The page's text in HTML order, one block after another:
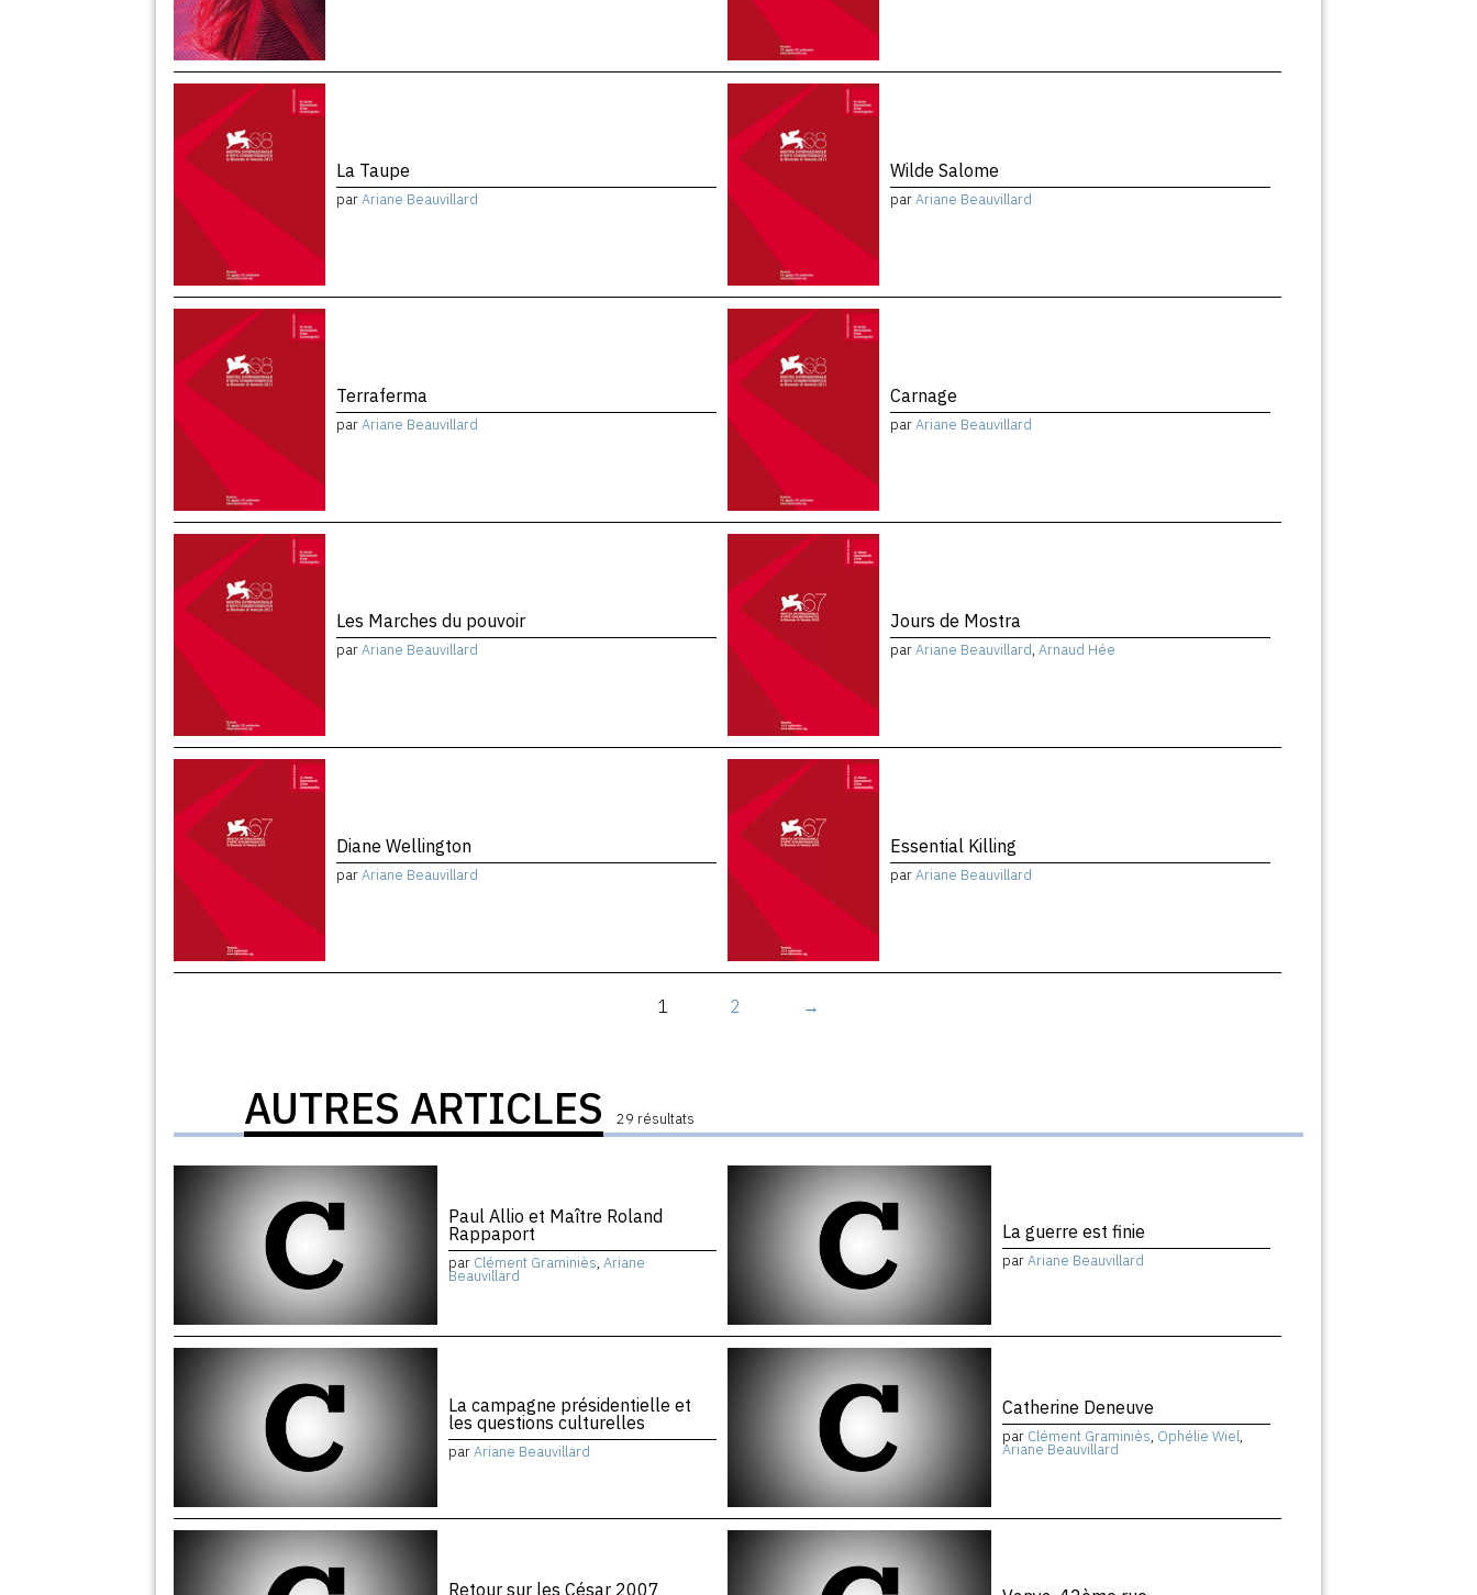
La Taupe
parAriane Beauvillard
Wilde Salome
parAriane Beauvillard
Terraferma
parAriane Beauvillard
Carnage
parAriane Beauvillard
Les Marches du pouvoir
parAriane Beauvillard
Jours de Mostra
parAriane Beauvillard, Arnaud Hée
Diane Wellington
parAriane Beauvillard
Essential Killing
parAriane Beauvillard
1 2 →
AUTRES ARTICLES 29 résultats
Paul Allio et Maître Roland
Rappaport
par Clément Graminiès,Ariane
Beauvillard
La guerre est finie
parAriane Beauvillard
La campagne présidentielle et
les questions culturelles
parAriane Beauvillard
Catherine Deneuve
par Clément Graminiès, Ophélie Wiel,
Ariane Beauvillard
Retour sur les César 2007